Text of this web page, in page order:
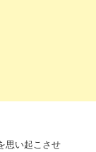
思い起こさせ